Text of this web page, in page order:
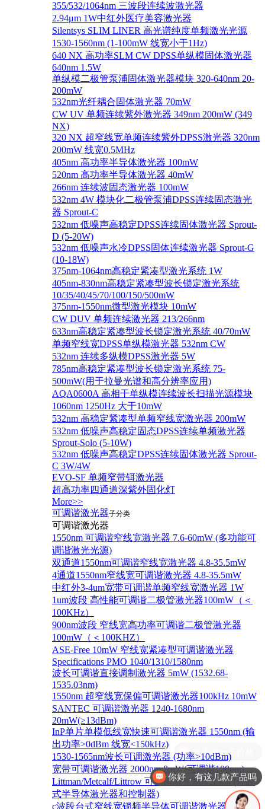
355/532/1064nm 三波段连续波激光器
2.94μm 1W中红外医疗美容激光器
Silentsys SLIM LINER 高光谱纯度单频激光光源
1530-1560nm (1-100mW 线宽小于1Hz)
640 NX 高功率SLM CW DPSS单纵模固体激光器
640nm 1.5W
单纵模二极管泵浦固体激光器模块 320-640nm 20-
200mW
532nm光纤耦合固体激光器 70mW
CW UV 单频连续紫外激光器 349nm 200mW (349
NX)
320 NX 超窄线宽单频连续紫外DPSS激光器 320nm
200mW 线宽0.5MHz
405nm 高功率半导体激光器 100mW
520nm 高功率半导体激光器 40mW
266nm 连续波固态激光器 100mW
532nm 4W 模块化二极管泵浦DPSS连续固态激光
器 Sprout-C
532nm 低噪声高稳定DPSS连续固体激光器 Sprout-
D (5-20W)
532nm 低噪声水冷DPSS固体连续激光器 Sprout-G
(10-18W)
375nm-1064nm高稳定紧凑型激光系统 1W
405nm-830nm高稳定紧凑型波长锁定激光系统
10/35/40/45/70/100/150/500mW
375nm-1550nm微型激光模块 10mW
CW DUV 单频连续激光器 213/266nm
633nm高稳定紧凑型波长锁定激光系统 40/70mW
单频窄线宽DPSS单纵模激光器 532nm CW
532nm 连续多纵模DPSS激光器 5W
785nm高稳定紧凑型波长锁定激光系统 75-
500mW(用于拉曼光谱和高分辨率应用)
AQA0600A 高相干单纵模连续波长扫描光源模块
1060nm 1250Hz 大于10mW
532nm 高稳定紧凑型单频窄线宽激光器 200mW
532nm 低噪声高稳定固态DPSS连续单频激光器
Sprout‐Solo (5-10W)
532nm 低噪声高稳定DPSS连续固体激光器 Sprout-
C 3W/4W
EVO-SF 单频窄带铒激光器
超高功率四通道深紫外固化灯
More>>
可调谐激光器子分类
可调谐激光器
1550nm 可调谐窄线宽激光器 7.6-60mW (多功能可
调谐激光光源)
双通道1550nm可调谐窄线宽激光器 4.8-35.5mW
4通道1550nm窄线宽可调谐激光器 4.8-35.5mW
中红外3-4um宽带可调谐单频窄线宽激光器 1W
1um波段 高性能可调谐二极管激光器100mW（＜
100KHz）
900nm波段 窄线宽高功率可调谐二极管激光器
100mW（＜100KHZ）
ASE-Free 10mW 窄线宽紧凑型可调谐激光器
Specifications PMO 1040/1310/1580nm
波长可调谐直接调制激光器 5mW (1532.68-
1535.03nm)
1550nm 超窄线宽保偏可调谐激光器100kHz 10mW
SANTEC 可调谐激光器 1240-1680nm
20mW(≥13dBm)
InP单片单模低线宽快速可调谐激光器 1550nm (输
出功率>0dBm 线宽<150kHz)
1530-1565nm波长可调激光器 (功率>10dBm)
宽带可调谐激光器 2000nm 8mW(可调谐100nm)
Littman/Metcalf/Littrow 可调谐激光系统 Lion (外腔
式半导体激光器和控制器)
c波段台式窄线宽锁频半导体可调谐激光器 1528-
你好，有这几款产品吗